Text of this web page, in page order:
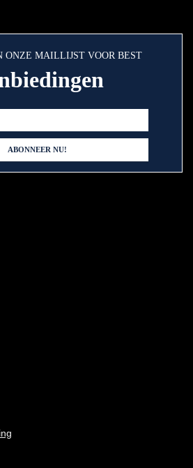
ONZE MAILLIJST VOOR BEST